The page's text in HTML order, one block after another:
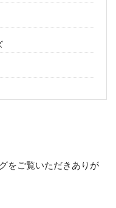
をご覧いただきありが